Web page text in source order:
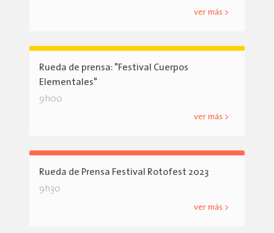
ver más >
Rueda de prensa: "Festival Cuerpos
Elementales"
9h00
ver más >
Rueda de Prensa Festival Rotofest 2023
9h30
ver más >